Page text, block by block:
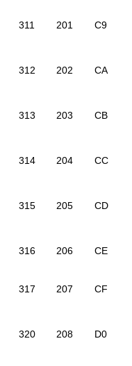
311 201 C9
312 202 CA
313 203 CB
314 204 CC
315 205 CD
316 206 CE
317 207 CF
320 208 D0